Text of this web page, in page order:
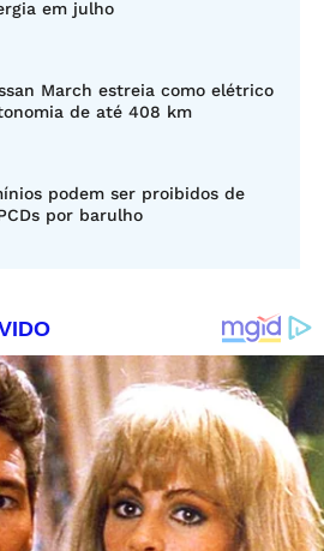
em julho
March estreia como elétrico
de até 408 km
podem ser proibidos de
por barulho